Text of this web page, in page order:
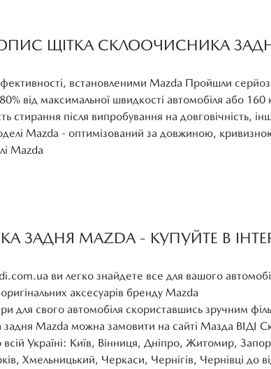
ЩІТКА СКЛООЧИСНИКА
встановленими Mazda Пройшли
від максимальної швидкості автомобіля або
стирання після випробування на довговічність,
Mazda - оптимізований за довжиною,
Mazda
ЗАДНЯ MAZDA - КУПУЙТЕ В
ви легко знайдете все для вашого
аксесуарів бренду Mazda
для свого автомобіля скориставшись зручним
Mazda можна замовити на сайті Мазда ВІДІ
Україні: Київ, Вінниця, Дніпро, Житомир,
Хмельницький, Черкаси, Чернігів, Чернівці до